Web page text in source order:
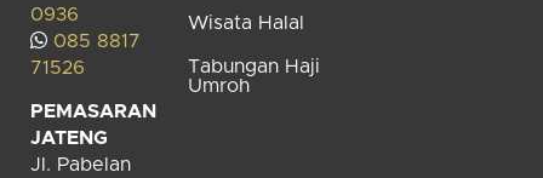
0936
085 8817
71526
PEMASARAN
JATENG
Jl. Pabelan
Wisata Halal
Tabungan Haji
Umroh